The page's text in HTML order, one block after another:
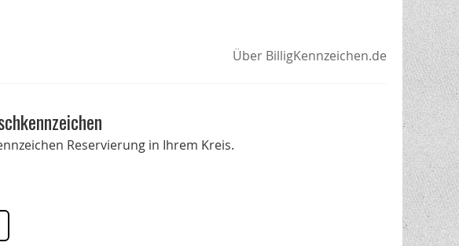
Über BilligKennzeichen.de
Reservierung in Ihrem Kreis.